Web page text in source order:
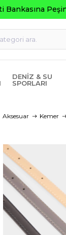
Fiyatına 6 Taksit
DENIZ & SU
SPORLARI
Aksesuar Kemer